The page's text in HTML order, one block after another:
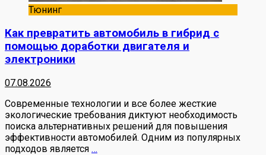
Тюнинг
Как превратить автомобиль в гибрид с
помощью доработки двигателя и
электроники
07.08.2026
Современные технологии и все более жесткие
экологические требования диктуют необходимость
поиска альтернативных решений для повышения
эффективности автомобилей. Одним из популярных
подходов является …